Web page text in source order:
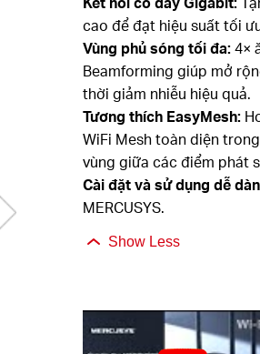
cao để đạt hiệu suất tối
Vùng phủ sóng tối đa: 4×
Beamforming giúp mở
thời giảm nhiễu hiệu quả.
Tương thích EasyMesh:
WiFi Mesh toàn diện
vùng giữa các điểm phát
Cài đặt và sử dụng dễ
MERCUSYS.
Show Less